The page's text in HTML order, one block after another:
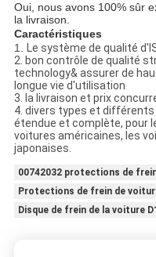
Oui, nous avons 100% sûr
la livraison.
Caractéristiques
1. Le système de qualité
2. bon contrôle de qualité
technology& assurer de
longue vie d'utilisation
3. la livraison et prix
4. divers types et différents
étendue et complète, pour
voitures américaines, les
japonaises.
00742032 protections de
Protections de frein de
Disque de frein de la voiture